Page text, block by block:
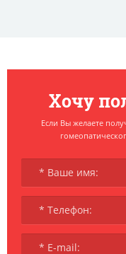
Хочу
Если Вы желаете